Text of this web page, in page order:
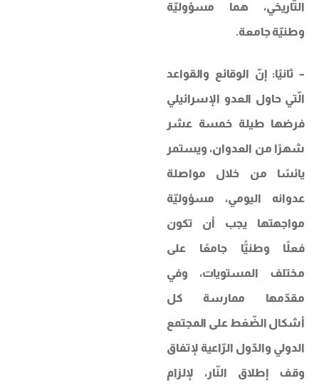
التّاريخي، هما مسؤوليّة
وطنيّة جامعة.
– ثانيًا: إنّ الوقائع والقواعد
الّتي حاول العدو الإسرائيلي
فرضها طيلة خمسة عشر
شهرًا من العدوان، ويستمر
يائسًا من خلال مواصلة
عدوانه اليومي، مسؤوليّة
مواجهتها يجب أن تكون
فعلًا وطنيًّا جامعًا على
مختلف المستويات، وفي
مقدّمها ممارسة كل
أشكال الضّغط على ​المجتمع
الدولي​ والدّول الرّاعية لإتفاق
وقف إطلاق النّار، لإلزام